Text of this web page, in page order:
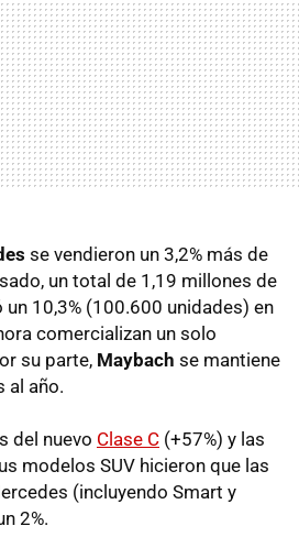
se vendieron un 3,2% más de
un total de 1,19 millones de
un 10,3% (100.600 unidades) en
comercializan un solo
su parte, Maybach se mantiene
al año.
del nuevo Clase C (+57%) y las
modelos SUV hicieron que las
(incluyendo Smart y
2%.